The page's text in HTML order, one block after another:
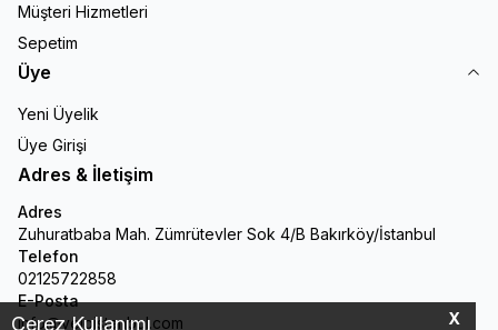
X
Çerez Kullanımı
Müşteri Hizmetleri
Sepetim
Üye
Yeni Üyelik
Üye Girişi
Adres & İletişim
Adres
Zuhuratbaba Mah. Zümrütevler Sok 4/B Bakırköy/İstanbul
Telefon
02125722858
E-Posta
info@veloistanbul.com